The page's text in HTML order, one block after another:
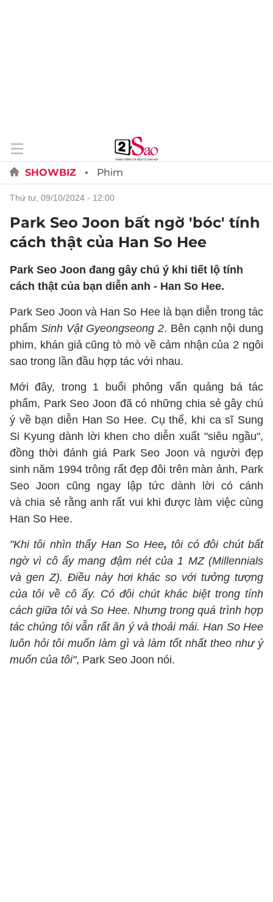
SHOWBIZ Phim
thứ tư, 09/10/2024 - 12:00
Park Seo Joon bất ngờ 'bóc' tính
cách thật của Han So Hee
Park Seo Joon đang gây chú ý khi tiết lộ tính
cách thật của bạn diễn anh - Han So Hee.
Park Seo Joon và Han So Hee là bạn diễn trong tác
phẩm Sinh Vật Gyeongseong 2. Bên cạnh nội dung
phim, khán giả cũng tò mò về cảm nhận của 2 ngôi
sao trong lần đầu hợp tác với nhau.
Mới đây, trong 1 buổi phỏng vấn quảng bá tác
phẩm, Park Seo Joon đã có những chia sẻ gây chú
ý về bạn diễn Han So Hee. Cụ thể, khi ca sĩ Sung
Si Kyung dành lời khen cho diễn xuất "siêu ngầu",
đồng thời đánh giá Park Seo Joon và người đẹp
sinh năm 1994 trông rất đẹp đôi trên màn ảnh, Park
Seo Joon cũng ngay lập tức dành lời có cánh
và chia sẻ rằng anh rất vui khi được làm việc cùng
Han So Hee.
"Khi tôi nhìn thấy Han So Hee,tôi có đôi chút bất
ngờ vì cô ấy mang đậm nét của 1 MZ (Millennials
và gen Z). Điều này hơi khác so với tưởng tượng
của tôi về cô ấy. Có đôi chút khác biệt trong tính
cách giữa tôi và So Hee. Nhưng trong quá trình hợp
tác chúng tôi vẫn rất ăn ý và thoải mái. Han So Hee
luôn hỏi tôi muốn làm gì và làm tốt nhất theo như ý
muốn của tôi", Park Seo Joon nói.